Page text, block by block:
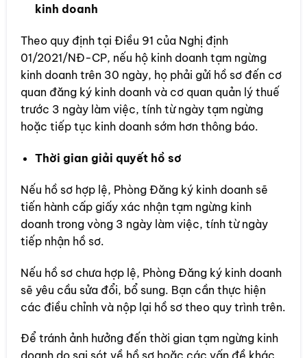
kinh doanh
Theo quy định tại Điều 91 của Nghị định
01/2021/NĐ-CP, nếu hộ kinh doanh tạm ngừng
kinh doanh trên 30 ngày, họ phải gửi hồ sơ đến cơ
quan đăng ký kinh doanh và cơ quan quản lý thuế
trước 3 ngày làm việc, tính từ ngày tạm ngừng
hoặc tiếp tục kinh doanh sớm hơn thông báo.
Thời gian giải quyết hồ sơ
Nếu hồ sơ hợp lệ, Phòng Đăng ký kinh doanh sẽ
tiến hành cấp giấy xác nhận tạm ngừng kinh
doanh trong vòng 3 ngày làm việc, tính từ ngày
tiếp nhận hồ sơ.
Nếu hồ sơ chưa hợp lệ, Phòng Đăng ký kinh doanh
sẽ yêu cầu sửa đổi, bổ sung. Bạn cần thực hiện
các điều chỉnh và nộp lại hồ sơ theo quy trình trên.
Để tránh ảnh hưởng đến thời gian tạm ngừng kinh